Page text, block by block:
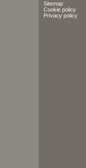
Sitemap
Cookie policy
Privacy policy